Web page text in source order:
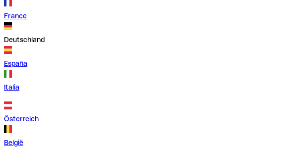
France
Deutschland
España
Italia
Österreich
België